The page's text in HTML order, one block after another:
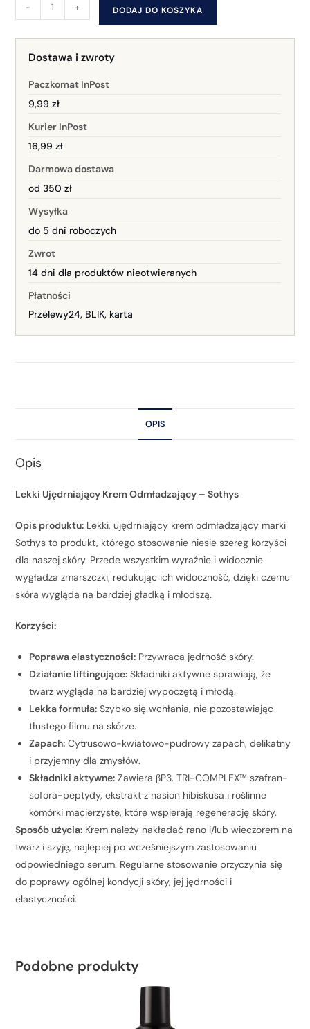
- + DODAJ DO KOSZYKA
Dostawa i zwroty
Paczkomat InPost
9,99 zł
Kurier InPost
16,99 zł
Darmowa dostawa
od 350 zł
Wysyłka
do 5 dni roboczych
Zwrot
14 dni dla produktów nieotwieranych
Płatności
Przelewy24, BLIK, karta
OPIS
Opis
Lekki Ujędrniający Krem Odmładzający – Sothys
Opis produktu: Lekki, ujędrniający krem odmładzający marki
Sothys to produkt, którego stosowanie niesie szereg korzyści
dla naszej skóry. Przede wszystkim wyraźnie i widocznie
wygładza zmarszczki, redukując ich widoczność, dzięki czemu
skóra wygląda na bardziej gładką i młodszą.
Korzyści:
Poprawa elastyczności: Przywraca jędrność skóry.
Działanie liftingujące: Składniki aktywne sprawiają, że
twarz wygląda na bardziej wypoczętą i młodą.
Lekka formuła: Szybko się wchłania, nie pozostawiając
tłustego filmu na skórze.
Zapach: Cytrusowo-kwiatowo-pudrowy zapach, delikatny
i przyjemny dla zmysłów.
Składniki aktywne: Zawiera βP3. TRI-COMPLEX™ szafran-
sofora-peptydy, ekstrakt z nasion hibiskusa i roślinne
komórki macierzyste, które wspierają regenerację skóry.
Sposób użycia: Krem należy nakładać rano i/lub wieczorem na
twarz i szyję, najlepiej po wcześniejszym zastosowaniu
odpowiedniego serum. Regularne stosowanie przyczynia się
do poprawy ogólnej kondycji skóry, jej jędrności i
elastyczności.
Podobne produkty